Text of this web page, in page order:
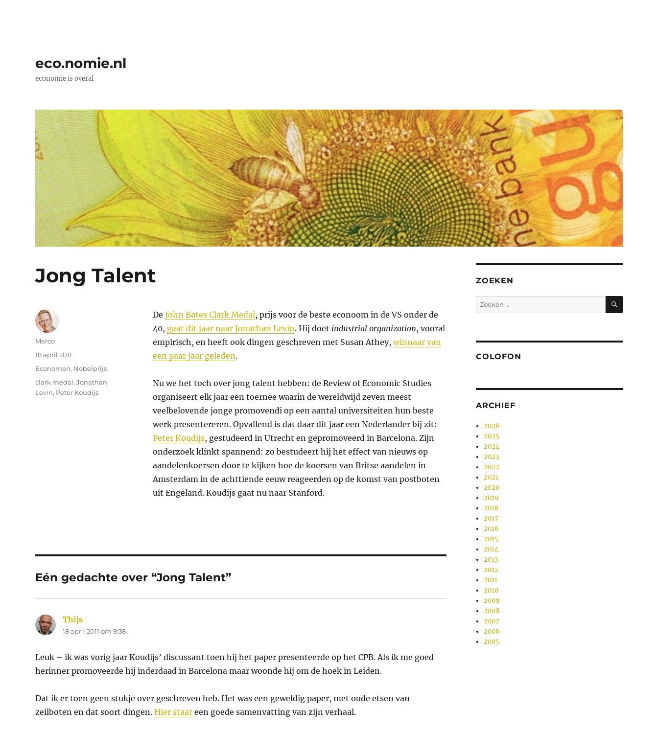
eco.nomie.nl
economie is overal
Jong Talent
De John Bates Clark Medal, prijs voor de beste econoom in de VS onder de
40, gaat dit jaar naar Jonathan Levin. Hij doet industrial organization, vooral
empirisch, en heeft ook dingen geschreven met Susan Athey,winnaar van
een paar jaar geleden.
Nu we het toch over jong talent hebben: de Review of Economic Studies
organiseert elk jaar een toernee waarin de wereldwijd zeven meest
veelbelovende jonge promovendi op een aantal universiteiten hun beste
werk presentereren. Opvallend is dat daar dit jaar een Nederlander bij zit:
Peter Koudijs, gestudeerd in Utrecht en gepromoveerd in Barcelona. Zijn
onderzoek klinkt spannend: zo bestudeert hij het effect van nieuws op
aandelenkoersen door te kijken hoe de koersen van Britse aandelen in
Amsterdam in de achttiende eeuw reageerden op de komst van postboten
uit Engeland. Koudijs gaat nu naar Stanford.
Auteur
Marco
Geplaatst
18 april 2011
Categorieën
Economen, Nobelprijs
Tags
clark medal, Jonathan
Levin, Peter Koudijs
Eén gedachte over “Jong Talent”
Thijs
18 april 2011 om 9:38
Leuk – ik was vorig jaar Koudijs’ discussant toen hij het paper presenteerde op het CPB. Als ik me goed
herinner promoveerde hij inderdaad in Barcelona maar woonde hij om de hoek in Leiden.
Dat ik er toen geen stukje over geschreven heb. Het was een geweldig paper, met oude etsen van
zeilboten en dat soort dingen. Hier staat een goede samenvatting van zijn verhaal.
ZOEKEN
Zoeken
naar:
ZOEKEN
COLOFON
ARCHIEF
2026
2025
2024
2023
2022
2021
2020
2019
2018
2017
2016
2015
2014
2013
2012
2011
2010
2009
2008
2007
2006
2005